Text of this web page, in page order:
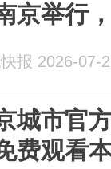
京举行
报 2026-07-
城市官
费观看